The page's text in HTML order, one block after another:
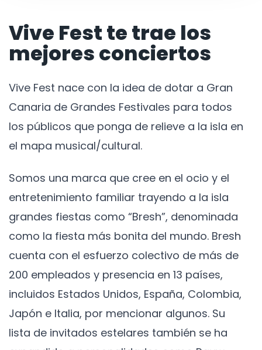
Vive Fest te trae los
mejores conciertos
Vive Fest nace con la idea de dotar a Gran
Canaria de Grandes Festivales para todos
los públicos que ponga de relieve a la isla en
el mapa musical/cultural.
Somos una marca que cree en el ocio y el
entretenimiento familiar trayendo a la isla
grandes fiestas como “Bresh”, denominada
como la fiesta más bonita del mundo. Bresh
cuenta con el esfuerzo colectivo de más de
200 empleados y presencia en 13 países,
incluidos Estados Unidos, España, Colombia,
Japón e Italia, por mencionar algunos. Su
lista de invitados estelares también se ha